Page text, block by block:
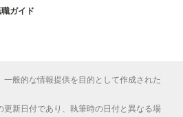
ガイド
般的な情報提供を目的として作成された
更新日付であり、執筆時の日付と異なる場